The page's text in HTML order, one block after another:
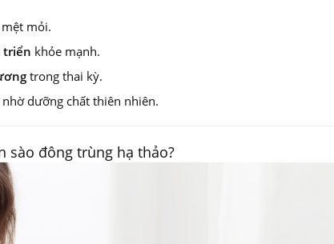
mỏi.
triển khỏe mạnh.
trong thai kỳ.
dưỡng chất thiên nhiên.
sào đông trùng hạ thảo?